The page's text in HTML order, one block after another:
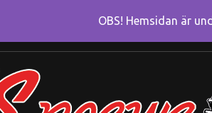
OBS! Hemsidan är